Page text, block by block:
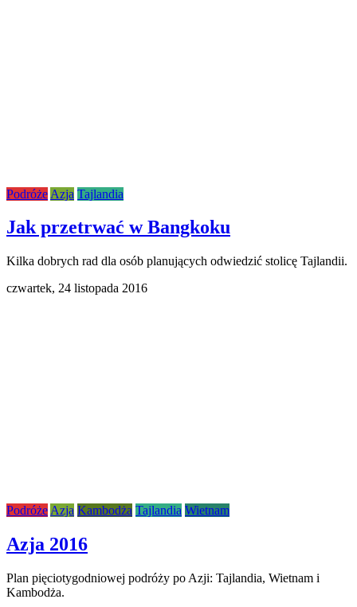
Podróże Azja Tajlandia
Jak przetrwać w Bangkoku
Kilka dobrych rad dla osób planujących odwiedzić stolicę Tajlandii.
czwartek, 24 listopada 2016
Podróże Azja Kambodża Tajlandia Wietnam
Azja 2016
Plan pięciotygodniowej podróży po Azji: Tajlandia, Wietnam i
Kambodża.